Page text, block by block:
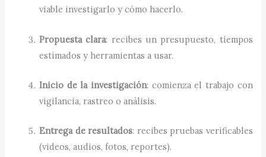
viable investigarlo y cómo hacerlo.
Propuesta clara: recibes un presupuesto, tiempos
estimados y herramientas a usar.
Inicio de la investigación: comienza el trabajo con
vigilancia, rastreo o análisis.
Entrega de resultados: recibes pruebas verificables
(videos, audios, fotos, reportes).